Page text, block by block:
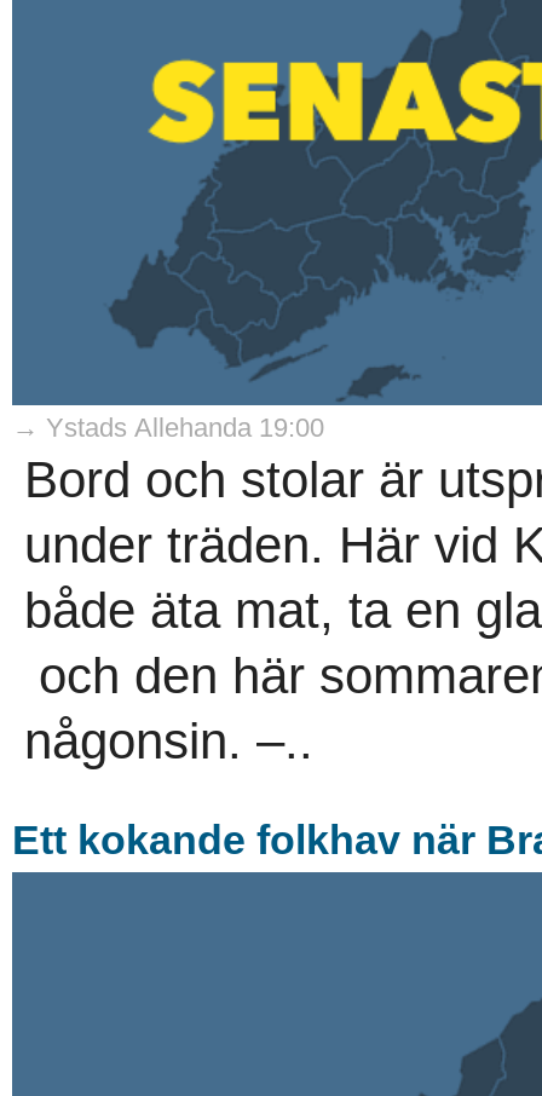
→ Ystads Allehanda 19:00
Bord och stolar är
under träden. Här vid
både äta mat, ta en
och den här
någonsin. –..
Ett kokande folkhav när